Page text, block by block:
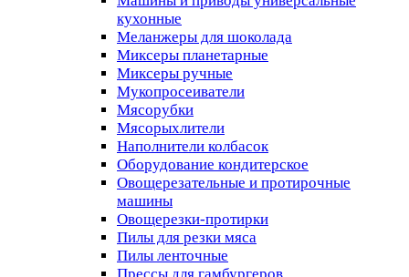
кухонные
Меланжеры для шоколада
Миксеры планетарные
Миксеры ручные
Мукопросеиватели
Мясорубки
Мясорыхлители
Наполнители колбасок
Оборудование кондитерское
Овощерезательные и протирочные
машины
Овощерезки-протирки
Пилы для резки мяса
Пилы ленточные